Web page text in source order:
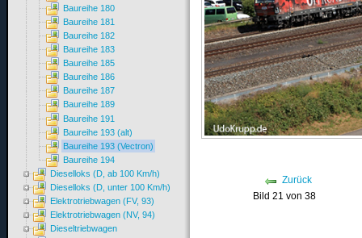
Zurück
Bild 21 von 38
Baureihe 180
Baureihe 181
Baureihe 182
Baureihe 183
Baureihe 185
Baureihe 186
Baureihe 187
Baureihe 189
Baureihe 191
Baureihe 193 (alt)
Baureihe 193 (Vectron)
Baureihe 194
Dieselloks (D, ab 100 Km/h)
Dieselloks (D, unter 100 Km/h)
Elektrotriebwagen (FV, 93)
Elektrotriebwagen (NV, 94)
Dieseltriebwagen